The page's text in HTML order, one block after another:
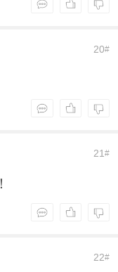
20#
21#
22#